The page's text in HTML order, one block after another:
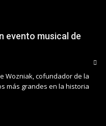
evento musical de
Wozniak, cofundador de la
más grandes en la historia